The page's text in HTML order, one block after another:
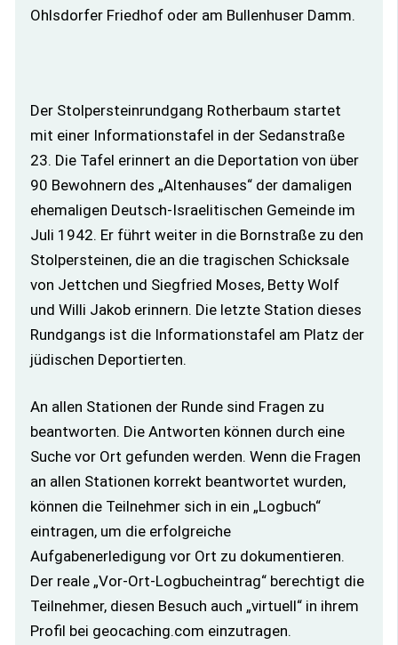
Ohlsdorfer Friedhof oder am Bullenhuser Damm.
Der Stolpersteinrundgang Rotherbaum startet
mit einer Informationstafel in der Sedanstraße
23. Die Tafel erinnert an die Deportation von über
90 Bewohnern des „Altenhauses“ der damaligen
ehemaligen Deutsch-Israelitischen Gemeinde im
Juli 1942. Er führt weiter in die Bornstraße zu den
Stolpersteinen, die an die tragischen Schicksale
von Jettchen und Siegfried Moses, Betty Wolf
und Willi Jakob erinnern. Die letzte Station dieses
Rundgangs ist die Informationstafel am Platz der
jüdischen Deportierten.
An allen Stationen der Runde sind Fragen zu
beantworten. Die Antworten können durch eine
Suche vor Ort gefunden werden. Wenn die Fragen
an allen Stationen korrekt beantwortet wurden,
können die Teilnehmer sich in ein „Logbuch“
eintragen, um die erfolgreiche
Aufgabenerledigung vor Ort zu dokumentieren.
Der reale „Vor-Ort-Logbucheintrag“ berechtigt die
Teilnehmer, diesen Besuch auch „virtuell“ in ihrem
Profil bei geocaching.com einzutragen.